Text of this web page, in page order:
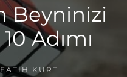
Beyninizi
Adımı
KURT